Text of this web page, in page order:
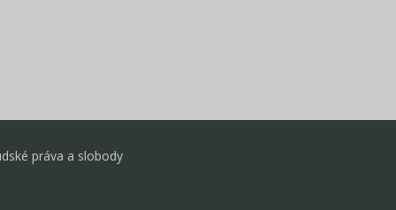
práva a slobody